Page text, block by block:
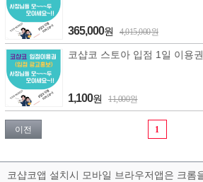
365,000원 4,015,000원
코샵코 스토아 입점 1일 이용권
1,100원 11,000원
이전 1